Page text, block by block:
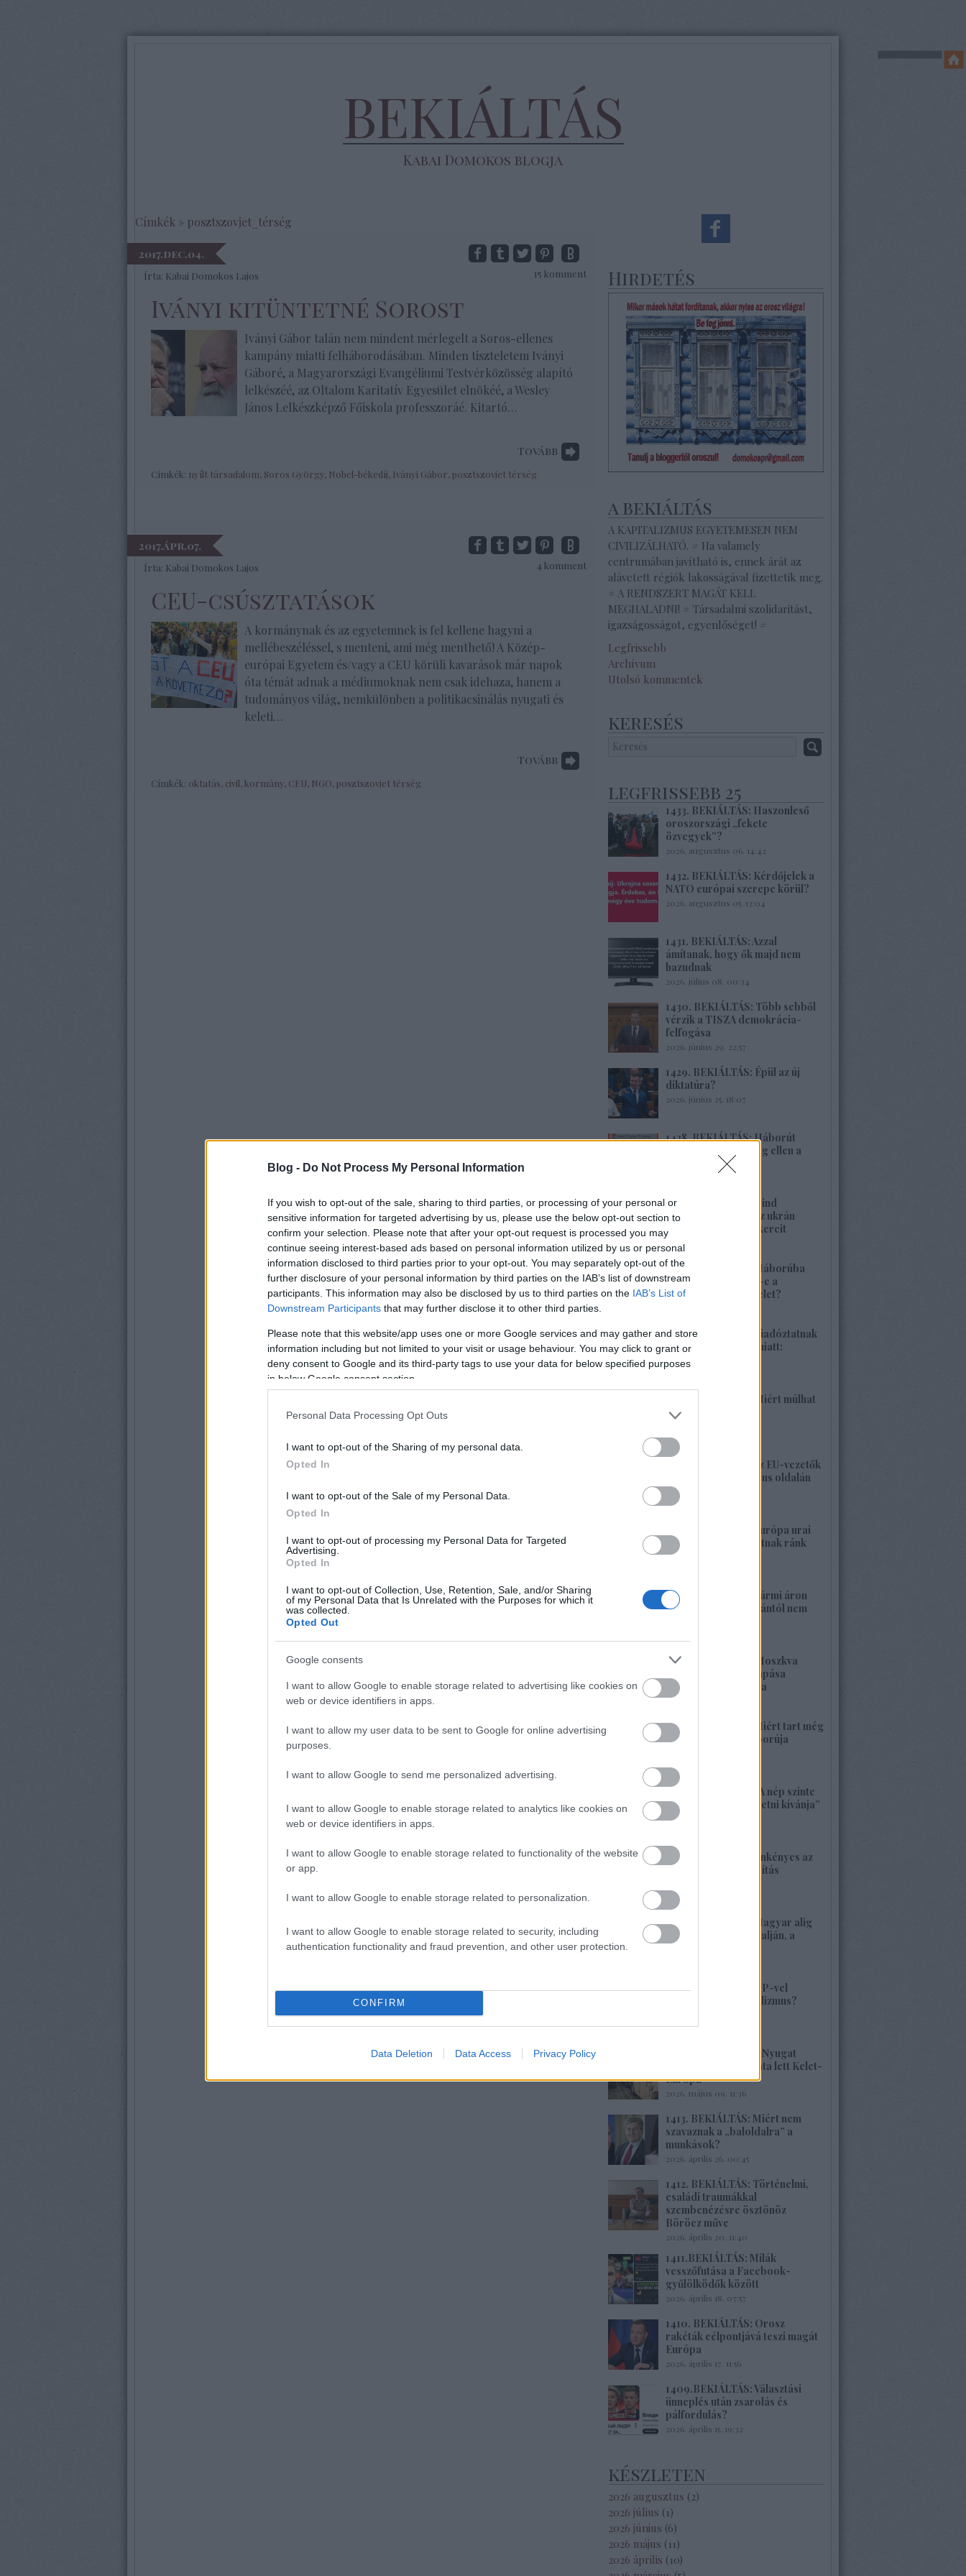
Blog - Do Not Process My Personal Information
If you wish to opt-out of the sale, sharing to third parties, or processing of your personal or
sensitive information for targeted advertising by us, please use the below opt-out section to
confirm your selection. Please note that after your opt-out request is processed you may
continue seeing interest-based ads based on personal information utilized by us or personal
information disclosed to third parties prior to your opt-out. You may separately opt-out of the
further disclosure of your personal information by third parties on the IAB’s list of downstream
participants. This information may also be disclosed by us to third parties on the IAB’s List of
Downstream Participants that may further disclose it to other third parties.
Please note that this website/app uses one or more Google services and may gather and store
information including but not limited to your visit or usage behaviour. You may click to grant or
deny consent to Google and its third-party tags to use your data for below specified purposes
in below Google consent section.
Personal Data Processing Opt Outs
I want to opt-out of the Sharing of my personal data.
Opted In
I want to opt-out of the Sale of my Personal Data.
Opted In
I want to opt-out of processing my Personal Data for Targeted
Advertising.
Opted In
I want to opt-out of Collection, Use, Retention, Sale, and/or Sharing
of my Personal Data that Is Unrelated with the Purposes for which it
was collected.
Opted Out
Google consents
I want to allow Google to enable storage related to advertising like cookies on
web or device identifiers in apps.
I want to allow my user data to be sent to Google for online advertising
purposes.
I want to allow Google to send me personalized advertising.
I want to allow Google to enable storage related to analytics like cookies on
web or device identifiers in apps.
I want to allow Google to enable storage related to functionality of the website
or app.
I want to allow Google to enable storage related to personalization.
I want to allow Google to enable storage related to security, including
authentication functionality and fraud prevention, and other user protection.
CONFIRM
Data Deletion Data Access Privacy Policy
BEKIÁLTÁS
Kabai Domokos blogja
Címkék » posztszovjet_térség
2017.dec.04.
Írta: Kabai Domokos Lajos 15 komment
Iványi kitüntetné Sorost
Iványi Gábor talán nem mindent mérlegelt a Soros-ellenes
kampány miatti felháborodásában. Minden tiszteletem Iványi
Gáboré, a Magyarországi Evangéliumi Testvérközösség alapító
lelkészéé, az Oltalom Karitatív Egyesület elnökéé, a Wesley
János Lelkészképző Főiskola professzoráé. Kitartó…
Tovább
Címkék: nyílt társadalom Soros György Nobel-békedíj Iványi Gábor posztszovjet térség
2017.ápr.07.
Írta: Kabai Domokos Lajos 4 komment
CEU-csúsztatások
A kormánynak és az egyetemnek is fel kellene hagyni a
mellébeszéléssel, s menteni, ami még menthető! A Közép-
európai Egyetem és/vagy a CEU körüli kavarások már napok
óta témát adnak a médiumoknak nem csak idehaza, hanem a
tudományos világ, nemkülönben a politikacsinálás nyugati és
keleti…
Tovább
Címkék: oktatás civil kormány CEU NGO posztszovjet térség
Hirdetés
a bekiáltás
A KAPITALIZMUS EGYETEMESEN NEM
CIVILIZÁLHATÓ. # Ha valamely
centrumában javítható is, ennek árát az
alávetett régiók lakosságával fizettetik meg.
# A RENDSZERT MAGÁT KELL
MEGHALADNI! # Társadalmi szolidaritást,
igazságosságot, egyenlőséget! #
Legfrissebb
Archívum
Utolsó kommentek
keresés
legfrissebb 25
1433. BEKIÁLTÁS: Haszonleső
oroszországi „fekete
özvegyek”?
2026. augusztus 06. 14:42
1432. BEKIÁLTÁS: Kérdőjelek a
NATO európai szerepe körül?
2026. augusztus 05. 13:04
1431. BEKIÁLTÁS: Azzal
ámítanak, hogy ők majd nem
hazudnak
2026. július 08. 00:34
1430. BEKIÁLTÁS: Több sebből
vérzik a TISZA demokrácia-
felfogása
2026. június 29. 22:57
1429. BEKIÁLTÁS: Épül az új
diktatúra?
2026. június 25. 18:07
1428. BEKIÁLTÁS: Háborút
vizionál Oroszország ellen a
1427. BEKIÁLTÁS: Mind
nehezebb leplezni az ukrán
rezsim fasiszta gyökereit
2026. június 21. 13:22
1426. BEKIÁLTÁS: Háborúba
vagy békébe fordul-e a
különleges hadművelet?
1425. BEKIÁLTÁS: Riadóztatnak
az ukrán-fasizmus miatt:
„Európa vigyázz!”
1424. BEKIÁLTÁS: Miért múlhat
ki a Népszava is?
1423. BEKIÁLTÁS: Az EU-vezetők
a banderista-fasizmus oldalán
2026. május 28. 00:23
1422. BEKIÁLTÁS: Európa urai
nagy háborút hozhatnak ránk
2026. május 26. 11:25
1421. BEKIÁLTÁS: Bármi áron
megszabadulni Orbántól nem
1420. BEKIÁLTÁS: Moszkva
nagyerejű válaszcsapása
ukrajnai célpontokra
2026. május 24. 13:48
1419. BEKIÁLTÁS: Miért tart még
sokáig a Nyugat háborúja
2026. május 23. 17:35
1418. BEKIÁLTÁS: „A nép szinte
bárkit követ, aki vezetni kívánja”
2026. május 22. 18:18
1417. BEKIÁLTÁS: Önkényes az
alaptörvény-módosítás
1416. BEKIÁLTÁS: Magyar alig
volt, alig van Kárpátalján, a
veszély összetett!
1415. BEKIÁLTÁS: MP-vel
visszatérne a szocializmus?
2026. május 10. 12:25
1414. BEKIÁLTÁS: A Nyugat
hulladékának lerakata lett Kelet-
Európa
2026. május 09. 11:36
1413. BEKIÁLTÁS: Miért nem
szavaznak a „baloldalra” a
munkások?
2026. április 26. 00:45
1412. BEKIÁLTÁS: Történelmi,
családi traumákkal
szembenézésre ösztönöz
Böröcz műve
2026. április 20. 11:40
1411.BEKIÁLTÁS: Milák
vesszőfutása a Facebook-
gyűlölködők között
2026. április 18. 07:57
1410. BEKIÁLTÁS: Orosz
rakéták célpontjává teszi magát
Európa
2026. április 17. 11:56
1409.BEKIÁLTÁS: Választási
ünneplés után zsarolás és
pálfordulás?
2026. április 15. 19:32
készleten
2026 augusztus (2)
2026 július ( 1)
2026 június (6)
2026 május ( 11)
2026 április ( 10)